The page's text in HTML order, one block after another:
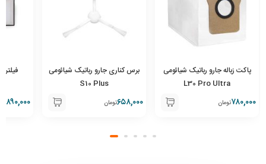
پاکت زباله جارو رباتیک شیائومی
L30 Pro Ultra
۷۸۰,۰۰۰تومان
برس کناری جارو رباتیک شیائومی
S10 Plus
۶۵۸,۰۰۰تومان ۸۹۰,۰۰۰